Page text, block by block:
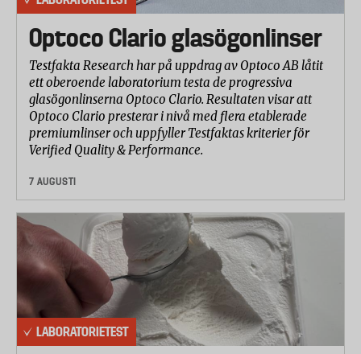
Finish Quantum
Änglamark All-in-one
ICA All in 1
Fixa 5-i-1
Yes Original
At home Clean
Laboratorietestet består av fem delar:
Optoco Clario glasögonlinser
Testfakta Research har på uppdrag av Optoco AB låtit
ett oberoende laboratorium testa de progressiva
glasögonlinserna Optoco Clario. Resultaten visar att
Optoco Clario presterar i nivå med flera etablerade
premiumlinser och uppfyller Testfaktas kriterier för
Verified Quality & Performance.
7 AUGUSTI
LABORATORIETEST